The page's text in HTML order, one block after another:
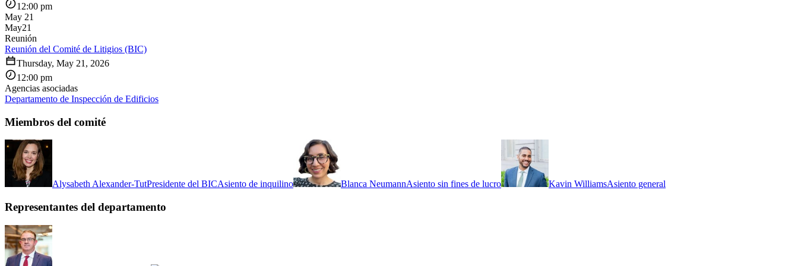
12:00 pm
May 21
May21
Reunión
Reunión del Comité de Litigios (BIC)
Thursday, May 21, 2026
12:00 pm
Agencias asociadas
Departamento de Inspección de Edificios
Miembros del comité
Alysabeth Alexander-TutPresidente del BICAsiento de inquilino Blanca NeumannAsiento sin fines de lucro Kavin WilliamsAsiento general
Representantes del departamento